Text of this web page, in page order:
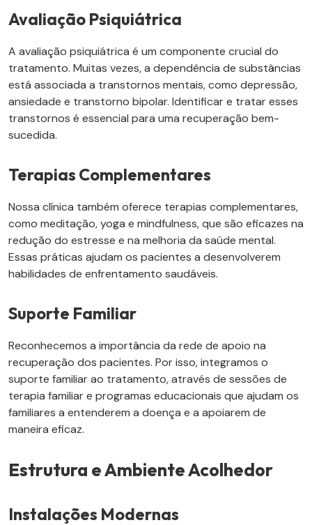
Avaliação Psiquiátrica
A avaliação psiquiátrica é um componente crucial do
tratamento. Muitas vezes, a dependência de substâncias
está associada a transtornos mentais, como depressão,
ansiedade e transtorno bipolar. Identificar e tratar esses
transtornos é essencial para uma recuperação bem-
sucedida.
Terapias Complementares
Nossa clínica também oferece terapias complementares,
como meditação, yoga e mindfulness, que são eficazes na
redução do estresse e na melhoria da saúde mental.
Essas práticas ajudam os pacientes a desenvolverem
habilidades de enfrentamento saudáveis.
Suporte Familiar
Reconhecemos a importância da rede de apoio na
recuperação dos pacientes. Por isso, integramos o
suporte familiar ao tratamento, através de sessões de
terapia familiar e programas educacionais que ajudam os
familiares a entenderem a doença e a apoiarem de
maneira eficaz.
Estrutura e Ambiente Acolhedor
Instalações Modernas